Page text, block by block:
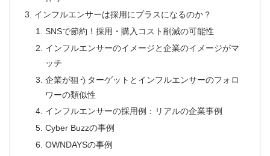
インフルエンサーは採用にプラスになるのか？
SNSで節約！採用・購入コスト削減の可能性
インフルエンサーのイメージと企業のイメージがマ
ッチ
企業が狙うターゲットとインフルエンサーのフォロ
ワーの類似性
インフルエンサーの採用例：リアルの企業事例
Cyber Buzzの事例
OWNDAYSの事例